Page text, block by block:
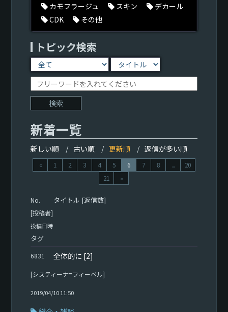
カモフラージュ
スキン
デカール
CDK
その他
トピック検索
新着一覧
新しい順 古い順 更新順 返信が多い順
« 1 2 3 4 5 6 7 8 ...
20
21
»
No. タイトル [返信数]
[投稿者]
投稿日時
タグ
6831 全体的に [2]
[システィーナ=フィーベル]
2019/04/10 11:50